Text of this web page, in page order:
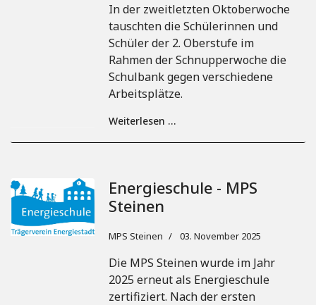
In der zweitletzten Oktoberwoche
tauschten die Schülerinnen und
Schüler der 2. Oberstufe im
Rahmen der Schnupperwoche die
Schulbank gegen verschiedene
Arbeitsplätze.
Weiterlesen …
Energieschule - MPS
Steinen
MPS Steinen 03. November 2025
Die MPS Steinen wurde im Jahr
2025 erneut als Energieschule
zertifiziert. Nach der ersten